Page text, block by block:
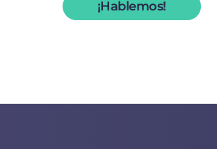
¡Hablemos!